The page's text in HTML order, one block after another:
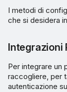
I metodi di
che si desidera
Integrazioni
Per integrare un
raccogliere, per
autenticazione